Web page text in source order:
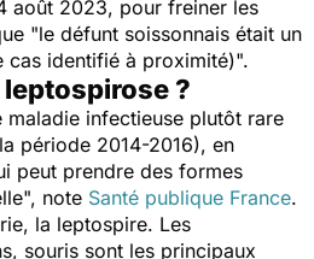
août 2023, pour freiner les
"le défunt soissonnais était un
cas identifié à proximité)".
?
maladie infectieuse plutôt rare
période 2014-2016), en
peut prendre des formes
", note Santé publique France.
la leptospire. Les
souris sont les principaux